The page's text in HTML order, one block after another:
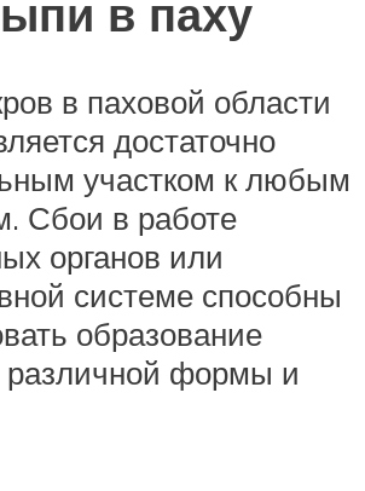
в паху
в паховой области
достаточно
участком к любым
Сбои в работе
органов или
системе способны
образование
формы и